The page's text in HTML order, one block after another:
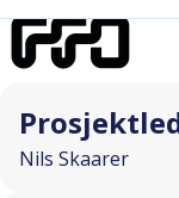
Nils Skaarer